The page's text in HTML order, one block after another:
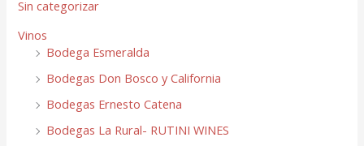
Sin categorizar
Vinos
Bodega Esmeralda
Bodegas Don Bosco y California
Bodegas Ernesto Catena
Bodegas La Rural- RUTINI WINES